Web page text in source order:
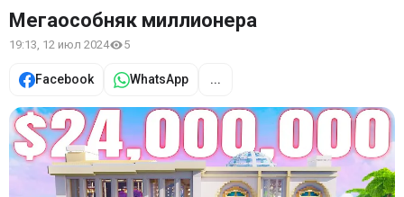
Мегаособняк миллионера
19:13, 12 июл 2024 5
Facebook WhatsApp ...